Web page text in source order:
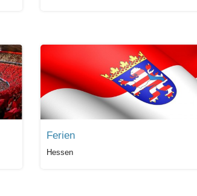
Ferien
Hessen